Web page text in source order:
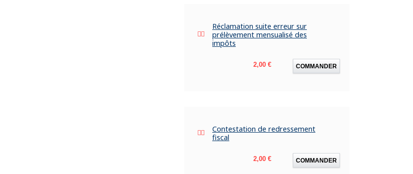
Réclamation suite erreur sur
prélèvement mensualisé des
impôts
Prix
2,00 € COMMANDER
Contestation de redressement
fiscal
Prix
2,00 € COMMANDER